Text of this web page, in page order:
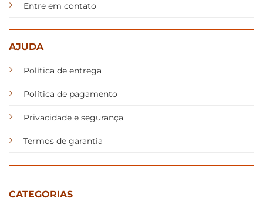
Entre em contato
AJUDA
Política de entrega
Política de pagamento
Privacidade e segurança
Termos de garantia
CATEGORIAS